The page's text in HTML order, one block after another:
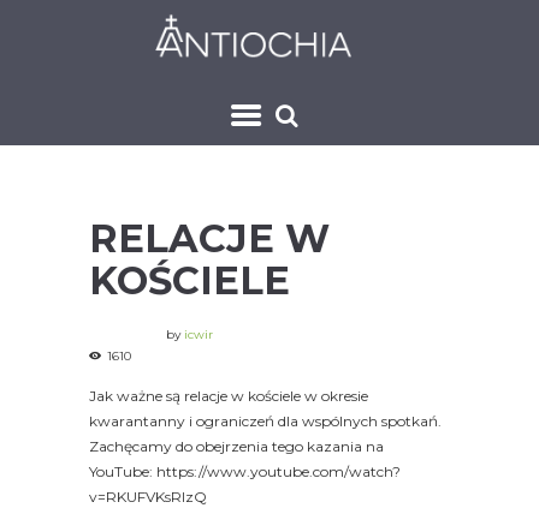
RELACJE W
KOŚCIELE
by icwir
1610
Jak ważne są relacje w kościele w okresie
kwarantanny i ograniczeń dla wspólnych spotkań.
Zachęcamy do obejrzenia tego kazania na
YouTube: https://www.youtube.com/watch?
v=RKUFVKsRlzQ